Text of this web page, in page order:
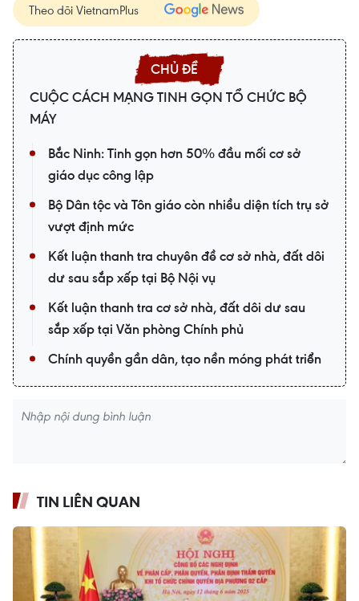
Theo dõi VietnamPlus
CUỘC CÁCH MẠNG TINH GỌN TỔ CHỨC BỘ
MÁY
Bắc Ninh: Tinh gọn hơn 50% đầu mối cơ sở
giáo dục công lập
Bộ Dân tộc và Tôn giáo còn nhiều diện tích trụ sở
vượt định mức
Kết luận thanh tra chuyên đề cơ sở nhà, đất dôi
dư sau sắp xếp tại Bộ Nội vụ
Kết luận thanh tra cơ sở nhà, đất dôi dư sau
sắp xếp tại Văn phòng Chính phủ
Chính quyền gần dân, tạo nền móng phát triển
TIN LIÊN QUAN